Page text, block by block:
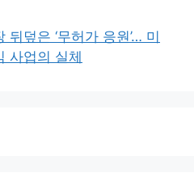
덮은 ‘무허가 응원’… 미
사업의 실체